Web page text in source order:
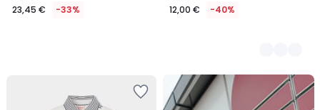
23,45 € -33% 12,00 € -40%
Nouveau